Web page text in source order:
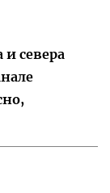
севера